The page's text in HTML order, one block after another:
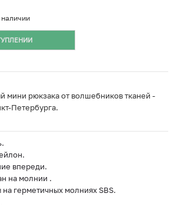
мини рюкзака от волшебников тканей -
Петербурга.
впереди.
на молнии .
герметичных молниях SBS.